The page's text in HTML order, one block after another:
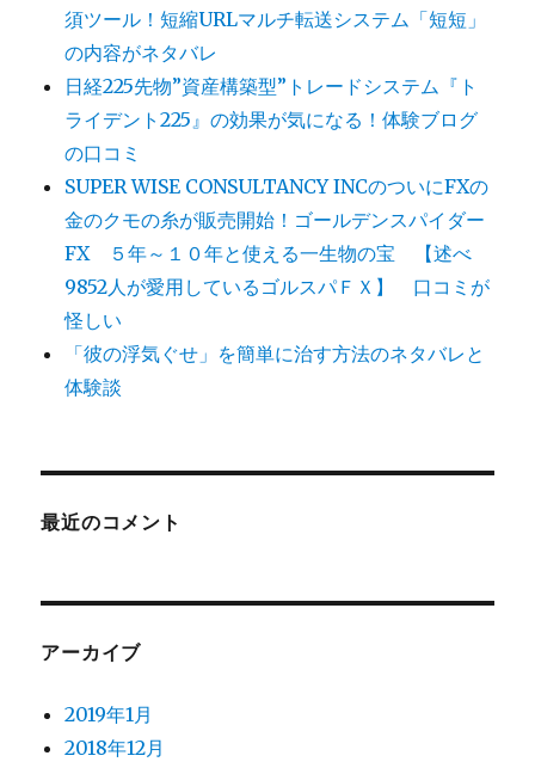
須ツール！短縮URLマルチ転送システム「短短」
の内容がネタバレ
日経225先物”資産構築型”トレードシステム『ト
ライデント225』の効果が気になる！体験ブログ
の口コミ
SUPER WISE CONSULTANCY INCのついにFXの
金のクモの糸が販売開始！ゴールデンスパイダー
FX ５年～１０年と使える一生物の宝 【述べ
9852人が愛用しているゴルスパＦＸ】 口コミが
怪しい
「彼の浮気ぐせ」を簡単に治す方法のネタバレと
体験談
最近のコメント
アーカイブ
2019年1月
2018年12月